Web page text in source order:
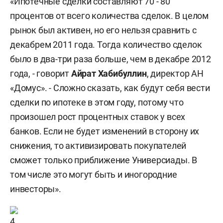
процентов от всего количества сделок. В целом
рынок был активен, но его нельзя сравнить с
декабрем 2011 года. Тогда количество сделок
было в два-три раза больше, чем в декабре 2012
года, - говоритАйрат Хабибуллин, директор АН
«Домус». - Сложно сказать, как будут себя вести
сделки по ипотеке в этом году, потому что
произошел рост процентных ставок у всех
банков. Если не будет изменений в сторону их
снижения, то активизировать покупателей
сможет только приближение Универсиады. В
том числе это могут быть и иногородние
инвесторы».